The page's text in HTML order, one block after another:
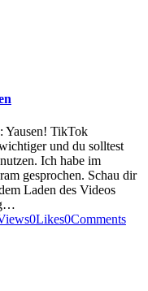
Yausen! TikTok
und du solltest
Ich habe im
gesprochen. Schau dir
Laden des Videos
0Likes0Comments